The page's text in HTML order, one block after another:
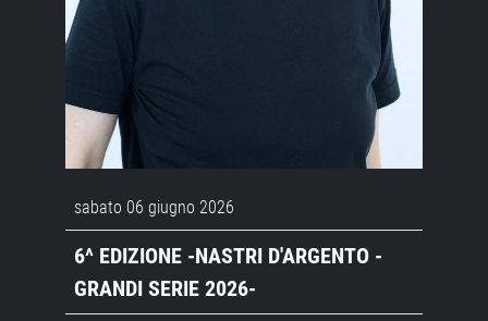
sabato 06 giugno 2026
6^ EDIZIONE -NASTRI D'ARGENTO -
GRANDI SERIE 2026-